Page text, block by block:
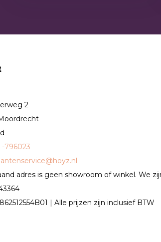
2
-796023
adres is geen showroom of winkel. We
| Alle prijzen zijn inclusief BTW